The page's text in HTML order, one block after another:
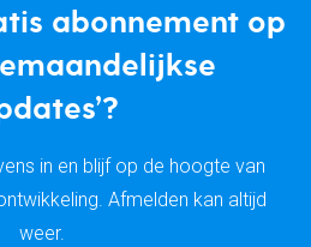
abonnement op
in en blijf op de hoogte van
Afmelden kan altijd
weer.